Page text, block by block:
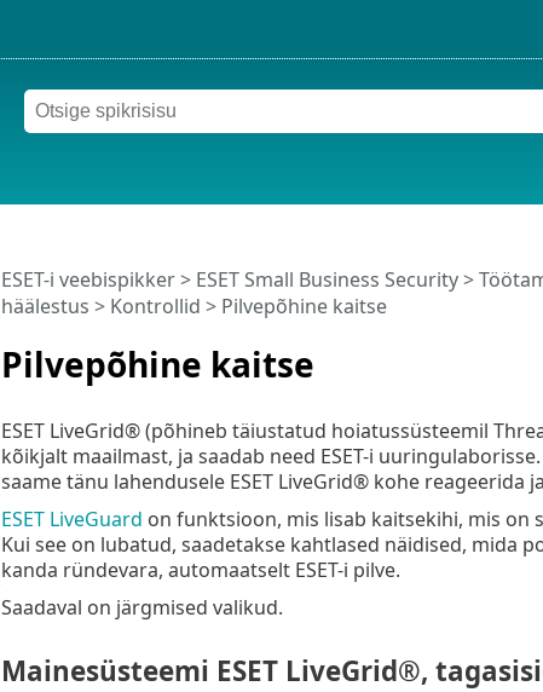
Pilvepõhine kaitse
ESET-i veebispikker> ESET Small Business Security>
häälestus > Kontrollid > Pilvepõhine kaitse
ESET LiveGrid® (põhineb täiustatud hoiatussüsteemil
kõikjalt maailmast, ja saadab need ESET-i
saame tänu lahendusele ESET LiveGrid® kohe reageerida
ESET LiveGuard on funktsioon, mis lisab kaitsekihi, mis on
Kui see on lubatud, saadetakse kahtlased näidised, mida
kanda ründevara, automaatselt ESET-i pilve.
Saadaval on järgmised valikud.
Mainesüsteemi ESET LiveGrid®,